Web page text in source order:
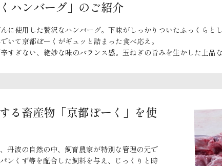
ハンバーグ」のご紹介
に使用した贅沢なハンバーグ。下味がしっかりついたふっくらと
いて京都ぽーくがギュッと詰まった食べ応え。
すぎない、絶妙な味のバランス感。玉ねぎの旨みを生かした上品
る畜産物「京都ぽーく」を使
、丹波の自然の中、飼育農家が特別な管理の元で
ンくず等を配合した飼料を与え、じっくりと時